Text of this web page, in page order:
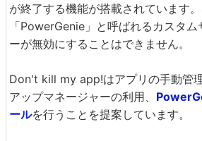
が終了する機能が搭載されています
「PowerGenie」と呼ばれるカスタ
ーが無効にすることはできません。
Don't kill my app!はアプリの手動管
アップマネージャーの利用、
ールを行うことを提案しています。